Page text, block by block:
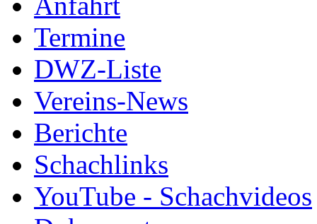
Termine
DWZ-Liste
Vereins-News
Berichte
Schachlinks
YouTube - Schachvideos